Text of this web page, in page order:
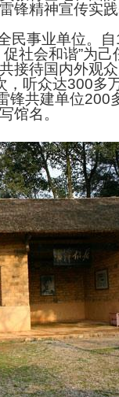
锋精神宣传实
事业单位。自
社会和谐”为
接待国内外观
听众达300多
锋共建单位200
馆名。